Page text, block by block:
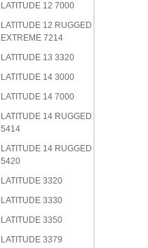
LATITUDE 12 7000
LATITUDE 12 RUGGED
EXTREME 7214
LATITUDE 13 3320
LATITUDE 14 3000
LATITUDE 14 7000
LATITUDE 14 RUGGED
5414
LATITUDE 14 RUGGED
5420
LATITUDE 3320
LATITUDE 3330
LATITUDE 3350
LATITUDE 3379